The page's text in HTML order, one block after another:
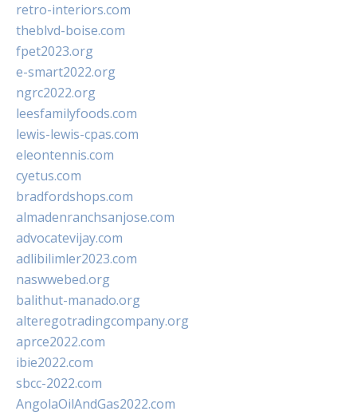
retro-interiors.com
theblvd-boise.com
fpet2023.org
e-smart2022.org
ngrc2022.org
leesfamilyfoods.com
lewis-lewis-cpas.com
eleontennis.com
cyetus.com
bradfordshops.com
almadenranchsanjose.com
advocatevijay.com
adlibilimler2023.com
naswwebed.org
balithut-manado.org
alteregotradingcompany.org
aprce2022.com
ibie2022.com
sbcc-2022.com
AngolaOilAndGas2022.com